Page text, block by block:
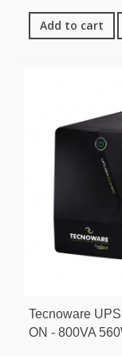
Add to cart
Tecnoware
ON - 800VA